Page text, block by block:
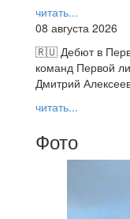
читать...
08 августа 2026
🇷🇺 Дебют в
команд Первой
Дмитрий
читать...
Фото